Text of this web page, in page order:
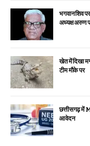
भगवान शिव
अध्यक्ष अरुण
खेत में दिखा
टीम मौके पर
छत्तीसगढ़ में
आवेदन